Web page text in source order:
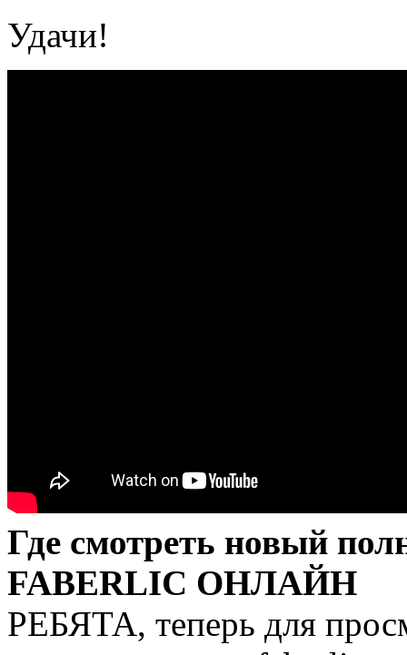
Удачи!
Где смотреть новый
FABERLIC ОНЛАЙН
РЕБЯТА, теперь для